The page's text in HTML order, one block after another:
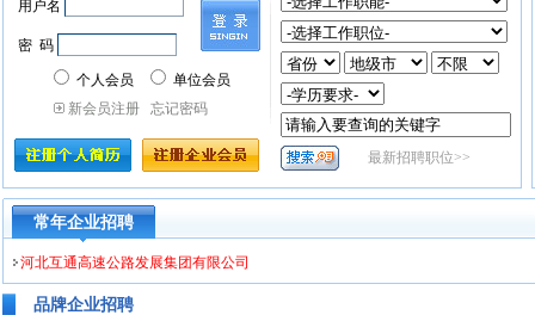
常年企业招聘
河北互通高速公路发展集团有限公司
品牌企业招聘